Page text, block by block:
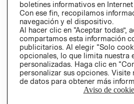
Colombia ($)
CAMBIAR REGIÓN
boletines informativos en
Con ese fin, recopilamos
navegación y el dispositivo.
Al hacer clic en “Aceptar todas”,
compartamos esta información
publicitarios. Al elegir “Solo
opcionales, lo que limita nuestra
personalizadas. Haga clic en
personalizar sus opciones.
de datos para obtener más
Aviso de